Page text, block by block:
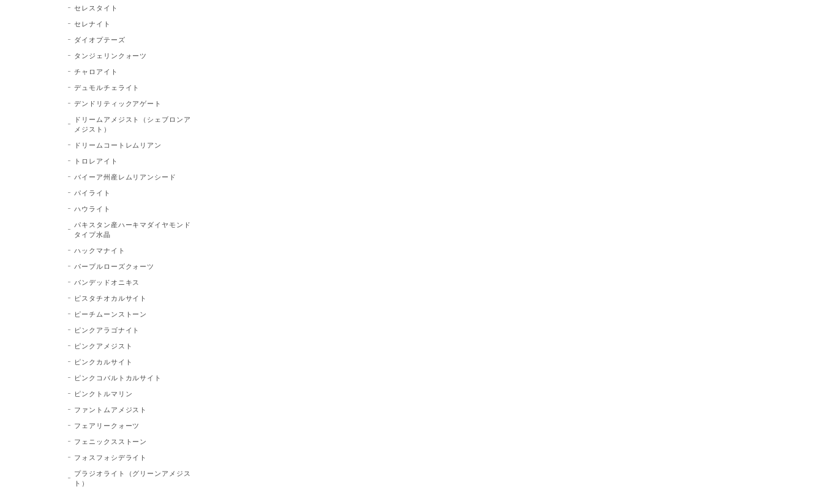
セレスタイト
セレナイト
ダイオプテーズ
タンジェリンクォーツ
チャロアイト
デュモルチェライト
デンドリティックアゲート
ドリームアメジスト（シェブロンア
メジスト）
ドリームコートレムリアン
トロレアイト
バイーア州産レムリアンシード
パイライト
ハウライト
パキスタン産ハーキマダイヤモンド
タイプ水晶
ハックマナイト
パープルローズクォーツ
バンデッドオニキス
ピスタチオカルサイト
ピーチムーンストーン
ピンクアラゴナイト
ピンクアメジスト
ピンクカルサイト
ピンクコバルトカルサイト
ピンクトルマリン
ファントムアメジスト
フェアリークォーツ
フェニックスストーン
フォスフォシデライト
プラジオライト（グリーンアメジス
ト）